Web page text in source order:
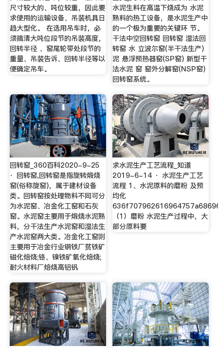
尺寸较大的、吨位较重，因此要
求使用的运输设备、吊装机具日
趋大型化。 在选用吊车时，必
须搞清大吨位段节的吊装高度，
回转半径 、窑尾轮带处段节的
重量、吊装告诉、回转半径等以
便确定吊车。
水泥生料在高温下烧成为 水泥
熟料的热工设备，是水泥生产中
的一个极为重要的关键环 节。
干法中空回转窑 回转窑 湿法回
转窑 水 立波尔窑(半干法生产)
泥 悬浮预热器窑(SP窑) 新型干
法水泥 窑 窑外分解窑(NSP窑)
回转窑系统。
回转窑_360百科2020-9-25
· 回转窑,回转窑是指旋转煅烧
窑(俗称旋窑)，属于建材设备
类。回转窑按处理物料不同可分
为水泥窑、冶金化工窑和石灰
窑。水泥窑主要用于煅烧水泥熟
料，分干法生产水泥窑和湿法生
产水泥窑两大类。冶金化工窑则
主要用于冶金行业钢铁厂贫铁矿
磁化焙烧;铬、镍铁矿氧化焙烧;
耐火材料厂焙烧高铝钒
求水泥生产工艺流程_知道
2019-6-14 · 水泥生产工艺
流程 1、水泥原料的磨粉 及预
均化
（1）磨粉 水泥生产过程中，大
部分原料要